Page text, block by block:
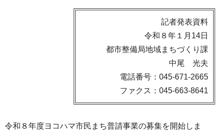
記者発表資料
令和８年１月14日
都市整備局地域まちづくり課
中尾 光夫
電話番号：045-671-2665
ファクス：045-663-8641
令和８年度ヨコハマ市民まち普請事業の募集を開始しま